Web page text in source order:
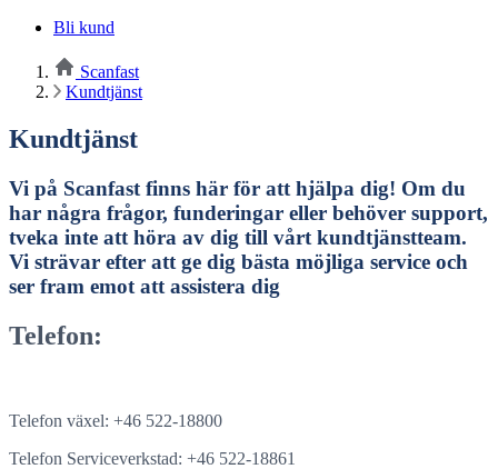
Bli kund
Scanfast
Kundtjänst
Kundtjänst
Vi på Scanfast finns här för att hjälpa dig! Om du
har några frågor, funderingar eller behöver support,
tveka inte att höra av dig till vårt kundtjänstteam.
Vi strävar efter att ge dig bästa möjliga service och
ser fram emot att assistera dig
Telefon:
Telefon växel: +46 522-18800
Telefon Serviceverkstad: +46 522-18861